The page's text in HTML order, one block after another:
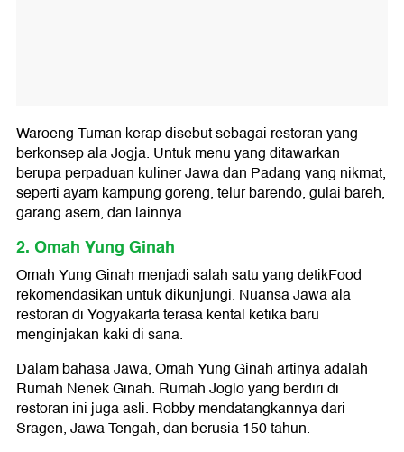
Waroeng Tuman kerap disebut sebagai restoran yang
berkonsep ala Jogja. Untuk menu yang ditawarkan
berupa perpaduan kuliner Jawa dan Padang yang nikmat,
seperti ayam kampung goreng, telur barendo, gulai bareh,
garang asem, dan lainnya.
2. Omah Yung Ginah
Omah Yung Ginah menjadi salah satu yang detikFood
rekomendasikan untuk dikunjungi. Nuansa Jawa ala
restoran di Yogyakarta terasa kental ketika baru
menginjakan kaki di sana.
Dalam bahasa Jawa, Omah Yung Ginah artinya adalah
Rumah Nenek Ginah. Rumah Joglo yang berdiri di
restoran ini juga asli. Robby mendatangkannya dari
Sragen, Jawa Tengah, dan berusia 150 tahun.